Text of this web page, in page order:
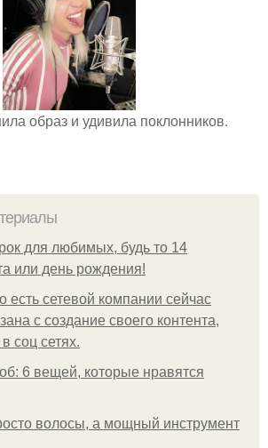
образ и удивила поклонников.
для любимых, будь то 14
или день рождения!
есть сетевой компании сейчас
с создание своего контента,
соц сетях.
6 вещей, которые нравятся
волосы, а мощный инструмент